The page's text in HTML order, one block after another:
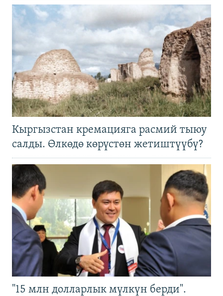
Кыргызстан кремацияга расмий тыюу
салды. Өлкөдө көрүстөн жетиштүүбү?
"15 млн долларлык мүлкүн берди".